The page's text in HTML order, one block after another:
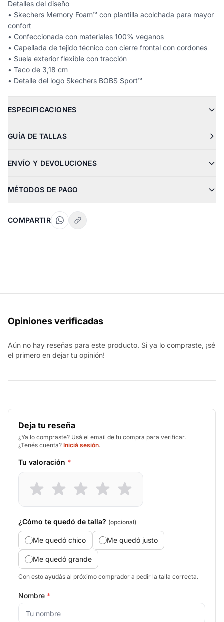
Detalles del diseño
• Skechers Memory Foam™ con plantilla acolchada para mayor
confort
• Confeccionada con materiales 100% veganos
• Capellada de tejido técnico con cierre frontal con cordones
• Suela exterior flexible con tracción
• Taco de 3,18 cm
• Detalle del logo Skechers BOBS Sport™
ESPECIFICACIONES
GUÍA DE TALLAS
ENVÍO Y DEVOLUCIONES
MÉTODOS DE PAGO
COMPARTIR
Opiniones verificadas
Aún no hay reseñas para este producto. Si ya lo compraste, ¡sé
el primero en dejar tu opinión!
Deja tu reseña
¿Ya lo compraste? Usá el email de tu compra para verificar.
¿Tenés cuenta? Iniciá sesión.
Tu valoración *
¿Cómo te quedó de talla? (opcional)
Me quedó chico Me quedó justo
Me quedó grande
Con esto ayudás al próximo comprador a pedir la talla correcta.
Nombre *